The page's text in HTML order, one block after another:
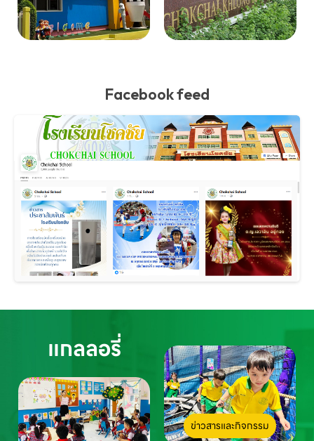
Facebook feed
แกลลอรี่
ข่าวสารและกิจกรรม